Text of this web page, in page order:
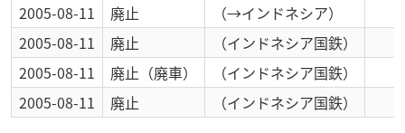
2005-08-11
廃止
（→インドネシア）
2005-08-11
廃止
（インドネシア国鉄）
2005-08-11
廃止 （廃車）
（インドネシア国鉄）
2005-08-11
廃止 （インドネシア国鉄）